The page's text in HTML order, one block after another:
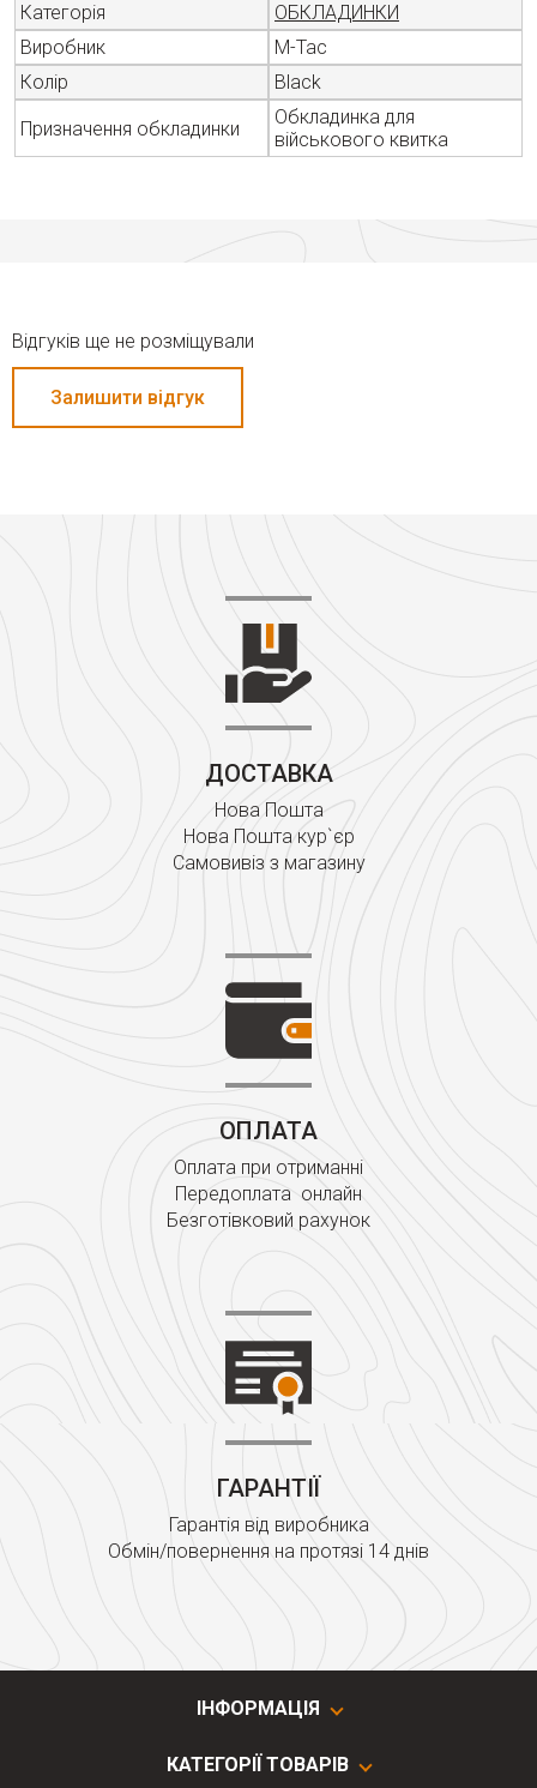
Категорія
ОБКЛАДИНКИ
Виробник
M-Tac
Колір
Black
Призначення обкладинки
Обкладинка для
військового квитка
Відгуків ще не розміщували
Залишити відгук
ДОСТАВКА
Нова Пошта
Нова Пошта кур`єр
Самовивіз з магазину
ОПЛАТА
Оплата при отриманні
Передоплата онлайн
Безготівковий рахунок
ГАРАНТІЇ
Гарантія від виробника
Обмін/повернення на протязі 14 днів
ІНФОРМАЦІЯ
КАТЕГОРІЇ ТОВАРІВ